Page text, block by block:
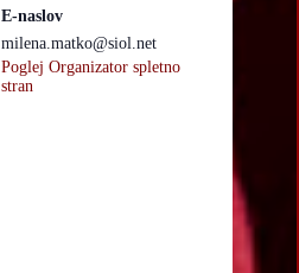
E-naslov
milena.matko@siol.net
Poglej Organizator spletno
stran